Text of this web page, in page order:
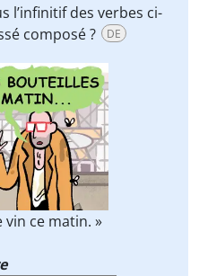
l’infinitif des verbes ci-
composé ?
DE
ce matin. »